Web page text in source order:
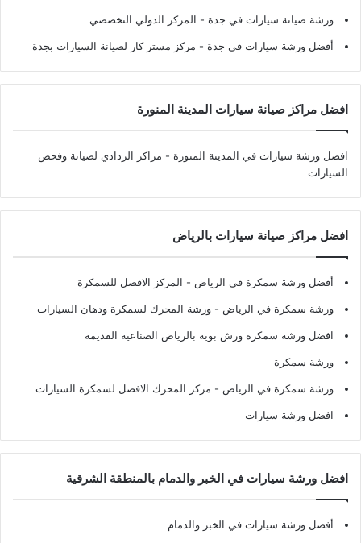
ورشة صيانة سيارات في جدة - المركز الدولي التخصصي
أفضل ورشة سيارات في جدة - مركز مستر كار لصيانة السيارات بجدة
افضل مراكز صيانة سيارات المدينة المنورة
افضل ورشة سيارات في المدينة المنورة - مراكز الردادي لصيانة وفحص
السيارات
افضل مراكز صيانة سيارات بالرياض
أفضل ورشة سمكرة في الرياض - المركز الافضل للسمكرة
ورشة سمكرة في الرياض - ورشة المحرك لسمكرة ودهان السيارات
افضل ورشة سمكرة ورش بوية بالرياض الصناعية القديمة
ورشة سمكرة
ورشة سمكرة في الرياض - مركز المحرك الافضل لسمكرة السيارات
افضل ورشة سيارات
افضل ورشة سيارات في الخبر والدمام بالمنطقة الشرقية
أفضل ورشة سيارات في الخبر والدمام